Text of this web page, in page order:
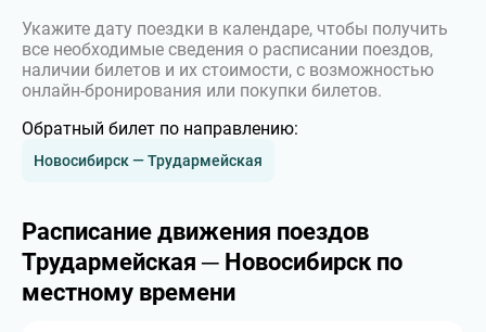
Укажите дату поездки в календаре, чтобы получить
все необходимые сведения о расписании поездов,
наличии билетов и их стоимости, с возможностью
онлайн-бронирования или покупки билетов.
Обратный билет по направлению:
Новосибирск — Трудармейская
Расписание движения поездов
Трудармейская ─ Новосибирск по
местному времени